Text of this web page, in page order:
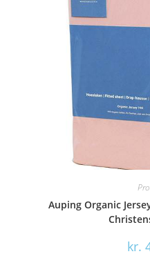
Auping Organic
kr.